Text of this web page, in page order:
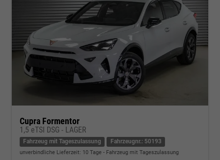
Cupra Formentor
1,5 eTSI DSG - LAGER
Fahrzeug mit Tageszulassung Fahrzeugnr.: 50193
unverbindliche Lieferzeit: 10 Tage Fahrzeug mit Tageszulassung